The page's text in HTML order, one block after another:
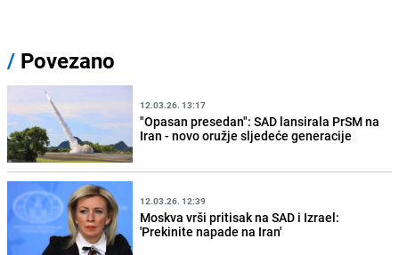
/ Povezano
12.03.26. 13:17
"Opasan presedan": SAD lansirala PrSM na
Iran - novo oružje sljedeće generacije
12.03.26. 12:39
Moskva vrši pritisak na SAD i Izrael:
'Prekinite napade na Iran'